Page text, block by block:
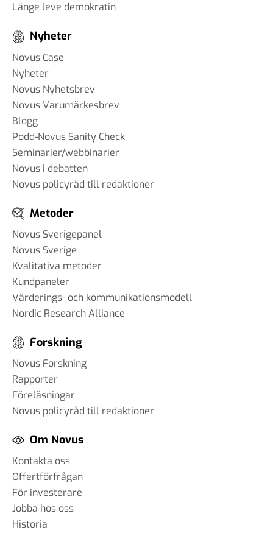
Länge leve demokratin
Nyheter
Novus Case
Nyheter
Novus Nyhetsbrev
Novus Varumärkesbrev
Blogg
Podd-Novus Sanity Check
Seminarier/webbinarier
Novus i debatten
Novus policyråd till redaktioner
Metoder
Novus Sverigepanel
Novus Sverige
Kvalitativa metoder
Kundpaneler
Värderings- och kommunikationsmodell
Nordic Research Alliance
Forskning
Novus Forskning
Rapporter
Föreläsningar
Novus policyråd till redaktioner
Om Novus
Kontakta oss
Offertförfrågan
För investerare
Jobba hos oss
Historia